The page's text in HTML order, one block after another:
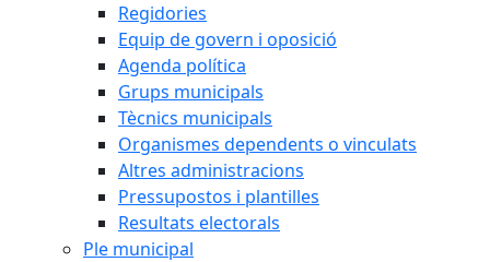
Regidories
Equip de govern i oposició
Agenda política
Grups municipals
Tècnics municipals
Organismes dependents o vinculats
Altres administracions
Pressupostos i plantilles
Resultats electorals
Ple municipal